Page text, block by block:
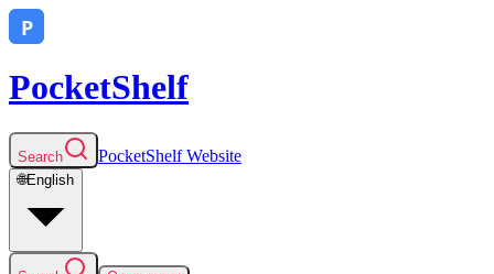
PocketShelf
Search PocketShelfWebsite
🌐English